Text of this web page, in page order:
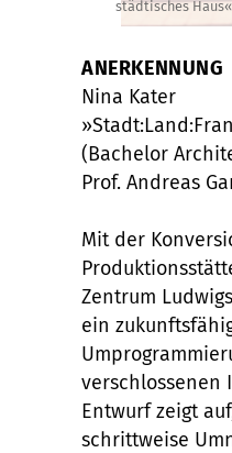
städtisches
ANERKENNUNG
Nina Kater
(Bachelor
Prof. Andreas
Mit der
Zentrum
ein
verschlossenen
Entwurf zeigt
schrittweise